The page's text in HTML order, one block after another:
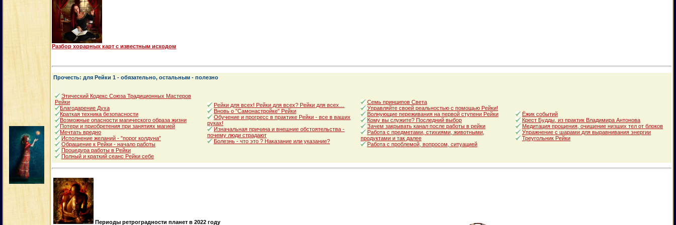
Разбор хорарных карт с известным исходом
Прочесть: для Рейки 1 - обязательно, остальным - полезно
Этический Кодекс Союза Традиционных Мастеров
Рейки
Благодарение Духа
Краткая техника безопасности
Возможные опасности магического образа жизни
Потери и приобретения при занятиях магией
Мечтать вредно
Исполнение желаний - "порог колдуна"
Обращение к Рейки - начало работы
Процедура работы в Рейки
Полный и краткий сеанс Рейки себе
Рейки для всех! Рейки для всех? Рейки для всех…
Вновь о "Самонастройке" Рейки
Обучение и прогресс в практике Рейки - все в ваших
руках!
Изначальная причина и внешние обстоятельства -
почему люди страдают
Болезнь - что это ? Наказание или указание?
Семь принципов Света
Управляйте своей реальностью с помощью Рейки!
Волнующие переживания на первой ступени Рейки
Кому вы служите? Последний выбор
Зачем закрывать канал после работы в рейки
Работа с предметами, стихиями, животными,
продуктами и так далее
Работа с проблемой, вопросом, ситуацией
Ёжик событий
Крест Будды, из практик Владимира Антонова
Медитация прощения, очищение низших тел от блоков
Упражнение с шарами для выравнивания энергии
Треугольник Рейки
Периоды ретроградности планет в 2022 году